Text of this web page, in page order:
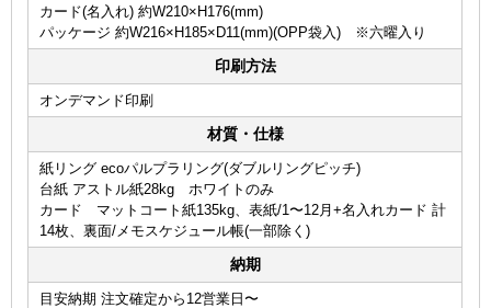
カード(名入れ) 約W210×H176(mm)
パッケージ 約W216×H185×D11(mm)(OPP袋入) ※六曜入り
印刷方法
オンデマンド印刷
材質・仕様
紙リング ecoパルプラリング(ダブルリングピッチ)
台紙 アストル紙28kg ホワイトのみ
カード マットコート紙135kg、表紙/1〜12月+名入れカード 計
14枚、裏面/メモスケジュール帳(一部除く)
納期
目安納期 注文確定から12営業日〜